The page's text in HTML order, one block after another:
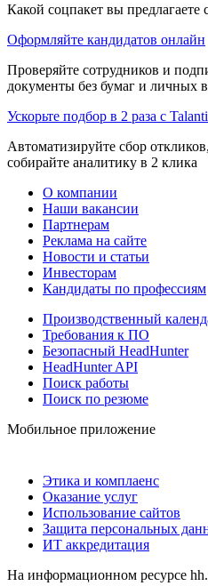
Какой соцпакет вы
Оформляйте кандидатов онлайн
Проверяйте сотрудников и
документы без бумаг и личных
Ускорьте подбор в 2 раза с
Автоматизируйте сбор
собирайте аналитику в 2 клика
О компании
Наши вакансии
Партнерам
Реклама на сайте
Новости и статьи
Инвесторам
Кандидаты по профессиям
Производственный
Требования к ПО
Безопасный HeadHunter
HeadHunter API
Поиск работы
Поиск по резюме
Мобильное приложение
Этика и комплаенс
Оказание услуг
Использование сайтов
Защита персональных
ИТ аккредитация
На информационном ресурсе